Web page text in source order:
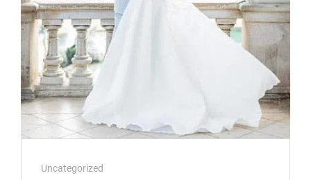
Cat
Uncategorized